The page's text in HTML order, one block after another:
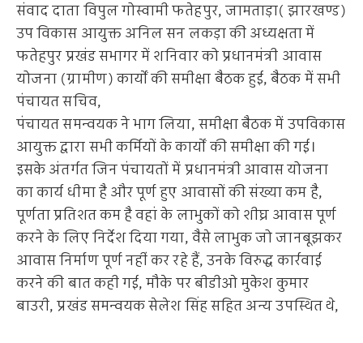
संवाद दाता विपुल गोस्वामी फतेहपुर, जामताड़ा( झारखण्ड)
उप विकास आयुक्त अनिल सन लकड़ा की अध्यक्षता में
फतेहपुर प्रखंड सभागर में शनिवार को प्रधानमंत्री आवास
योजना (ग्रामीण) कार्यों की समीक्षा बैठक हुई, बैठक में सभी
पंचायत सचिव,
पंचायत समन्वयक ने भाग लिया, समीक्षा बैठक में उपविकास
आयुक्त द्वारा सभी कर्मियों के कार्यों की समीक्षा की गई।
इसके अंतर्गत जिन पंचायतों में प्रधानमंत्री आवास योजना
का कार्य धीमा है और पूर्ण हुए आवासों की संख्या कम है,
पूर्णता प्रतिशत कम है वहां के लाभुकों को शीघ्र आवास पूर्ण
करने के लिए निर्देश दिया गया, वैसे लाभुक जो जानबूझकर
आवास निर्माण पूर्ण नहीं कर रहे हैं, उनके विरुद्ध कार्रवाई
करने की बात कही गई, मौके पर बीडीओ मुकेश कुमार
बाउरी, प्रखंड समन्वयक सेलेश सिंह सहित अन्य उपस्थित थे,